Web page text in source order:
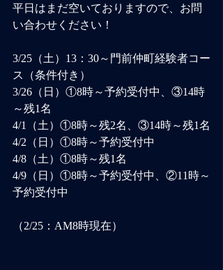
平日はまだ空いておりますので、お問
い合わせください！
3/25（土）13：30～門前仲町経験者コー
ス（条件付き）
3/26（日）①8時～予約受付中、③14時
～残1名
4/1（土）①8時～残2名、③14時～残1名
4/2（日）①8時～予約受付中
4/8（土）①8時～残1名
4/9（日）①8時～予約受付中、②11時～
予約受付中
（2/25：AM8時現在）